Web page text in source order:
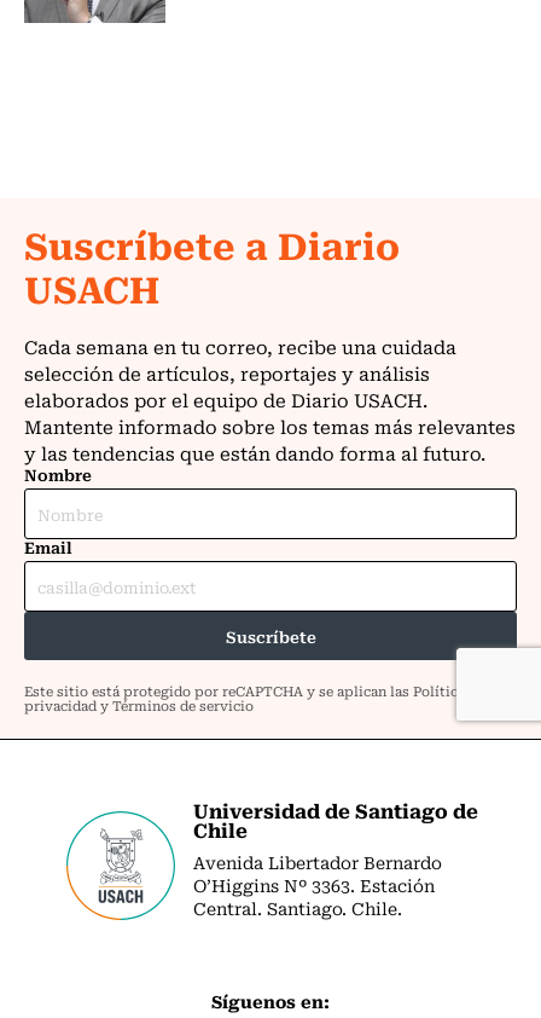
Universidad de Santiago de
Chile
Avenida Libertador Bernardo
O’Higgins Nº 3363. Estación
Central. Santiago. Chile.
Síguenos en: